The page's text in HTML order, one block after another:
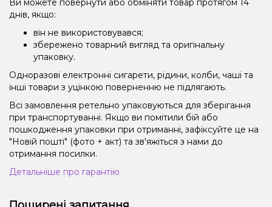
Ви можете повернути або обміняти товар протягом 14
днів, якщо:
він не використовувався;
збережено товарний вигляд та оригінальну
упаковку.
Одноразові електронні сигарети, рідини, колби, чаші та
інші товари з уцінкою поверненню не підлягають.
Всі замовлення ретельно упаковуються для зберігання
при транспортуванні. Якщо ви помітили бій або
пошкодження упаковки при отриманні, зафіксуйте це на
"Новій пошті" (фото + акт) та зв'яжіться з нами до
отримання посилки.
Детальніше про гарантію